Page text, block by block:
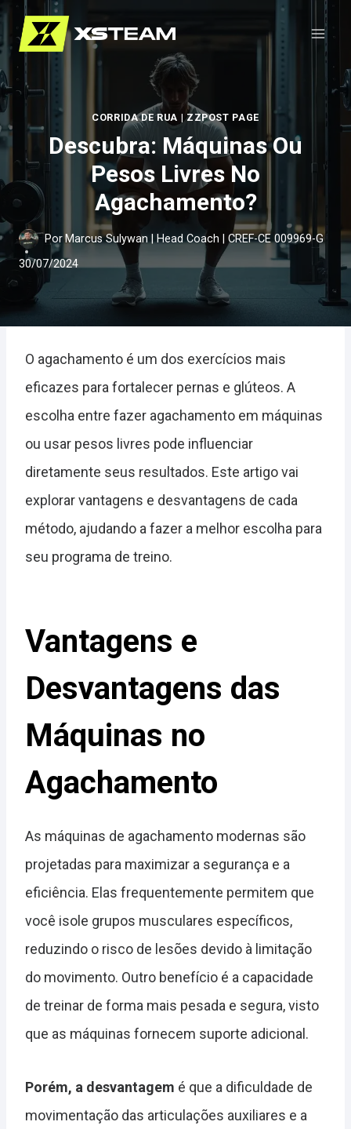
Pular
para
o
Conteúdo
CORRIDA DE RUA |ZZPOST PAGE
Descubra: Máquinas Ou
Pesos Livres No
Agachamento?
PorMarcus Sulywan | Head Coach | CREF-CE 009969-G
30/07/2024
O agachamento é um dos exercícios mais
eficazes para fortalecer pernas e glúteos. A
escolha entre fazer agachamento em máquinas
ou usar pesos livres pode influenciar
diretamente seus resultados. Este artigo vai
explorar vantagens e desvantagens de cada
método, ajudando a fazer a melhor escolha para
seu programa de treino.
Vantagens e
Desvantagens das
Máquinas no
Agachamento
As máquinas de agachamento modernas são
projetadas para maximizar a segurança e a
eficiência. Elas frequentemente permitem que
você isole grupos musculares específicos,
reduzindo o risco de lesões devido à limitação
do movimento. Outro benefício é a capacidade
de treinar de forma mais pesada e segura, visto
que as máquinas fornecem suporte adicional.
Porém, a desvantagem é que a dificuldade de
movimentação das articulações auxiliares e a